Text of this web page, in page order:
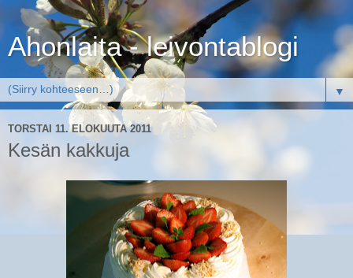
Ahonlaita - leivontablogi
▼
TORSTAI 11. ELOKUUTA 2011
Kesän kakkuja